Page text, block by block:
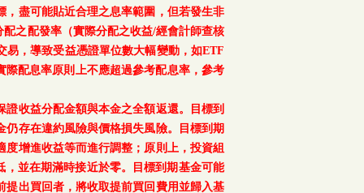
盡可能貼近合理之息率範圍，但若發生非
之配發率（實際分配之收益/經會計師查核
，導致受益憑證單位數大幅變動，如ETF
配息率原則上不應超過參考配息率，參考
收益分配金額與本金之全額返還。目標到
存在違約風險與價格損失風險。目標到期
增進收益等而進行調整；原則上，投資組
並在期滿時接近於零。目標到期基金可能
出買回者，將收取提前買回費用並歸入基